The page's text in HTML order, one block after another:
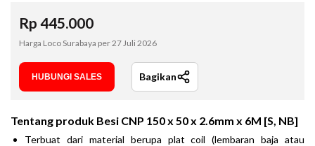
Rp 445.000
Harga Loco Surabaya per27 Juli 2026
HUBUNGI SALES Bagikan
Tentang produk Besi CNP 150 x 50 x 2.6mm x 6M [S, NB]
Terbuat dari material berupa plat coil (lembaran baja atau